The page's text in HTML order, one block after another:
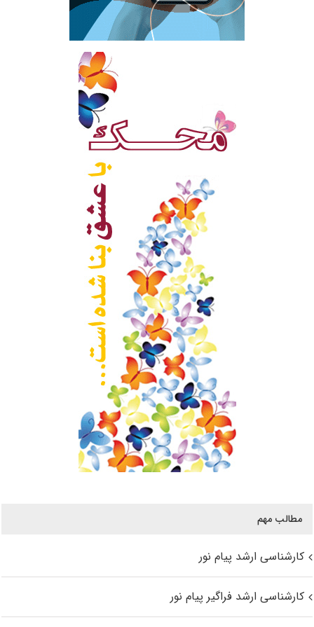
مطالب مهم
کارشناسی ارشد پیام نور
کارشناسی ارشد فراگیر پیام نور